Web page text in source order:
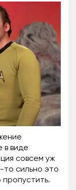
в виде
совсем уж
сильно это